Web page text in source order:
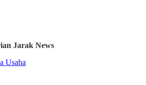
Jarak News
Usaha